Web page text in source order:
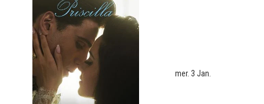
mer. 3 Jan.